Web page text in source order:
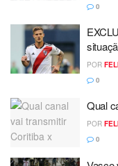
0
POR
0
Qual
POR
0